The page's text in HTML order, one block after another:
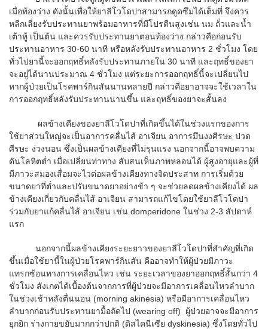
เมื่อท้องว่าง ดังนั้นเพื่อให้ยาลีโวโดปาสามารถดูดซึมได้เต็มที่ จึงควร
หลีกเลี่ยงรับประทานยาพร้อมอาหารที่มีโปรตีนสูงเช่น นม ถั่วและน้ำ
เต้าหู้ เป็นต้น และควรรับประทานยาตอนท้องว่าง กล่าวคือก่อนรับ
ประทานอาหาร 30-60 นาที หรือหลังรับประทานอาหาร 2 ชั่วโมง โดย
ทั่วไปยานี้จะออกฤทธิ์หลังรับประทานภายใน 30 นาที และฤทธิ์ของยา
จะอยู่ได้นานประมาณ 4 ชั่วโมง แต่ระยะการออกฤทธิ์นี้จะเปลี่ยนไป
หากผู้ป่วยเป็นโรคพาร์กินสันนานหลายปี กล่าวคือยาอาจจะใช้เวลาใน
การออกฤทธิ์หลังรับประทานนานขึ้น และฤทธิ์ของยาจะสั้นลง
ผลข้างเคียงของยาลีโวโดปาที่เกิดขึ้นได้ในช่วงแรกของการ
ใช้ยาส่วนใหญ่จะเป็นอาการคลื่นไส้ อาเจียน อาการมึนงงศีรษะ ปวด
ศีรษะ ง่วงนอน ซึ่งเป็นผลข้างเคียงที่ไม่รุนแรง นอกจากนี้อาจพบความ
ดันโลหิตต่ำ เมื่อเปลี่ยนท่าทาง สับสนเห็นภาพหลอนได้ ผู้สูงอายุและผู้ที่
มีภาวะสมองเสื่อมจะไวต่อผลข้างเคียงทางจิตประสาท การเริ่มด้วย
ขนาดยาที่ต่ำและปรับขนาดยาอย่างช้า ๆ จะช่วยลดผลข้างเคียงได้ ผล
ข้างเคียงเกี่ยวกับคลื่นไส้ อาเจียน สามารถแก้ไขโดยใช้ยาลีโวโดปา
ร่วมกับยาแก้คลื่นไส้ อาเจียน เช่น domperidone ในช่วง 2-3 สัปดาห์
แรก
นอกจากนี้ผลข้างเคียงระยะยาวของยาลีโวโดปาที่สำคัญที่เกิด
ขึ้นเมื่อใช้ยานี้ในผู้ป่วยโรคพาร์กินสัน คืออาจทำให้ผู้ป่วยมีภาวะ
แทรกซ้อนทางการเคลื่อนไหว เช่น ระยะเวลาของยาออกฤทธิ์สั้นกว่า 4
ชั่วโมง สังเกตได้เบื้องต้นจากการที่ผู้ป่วยจะมีอาการเคลื่อนไหวลำบาก
ในช่วงเช้าหลังตื่นนอน (morning akinesia) หรือมีอาการเคลื่อนไหว
ลำบากก่อนรับประทานยามื้อถัดไป (wearing off) ผู้ป่วยอาจจะมีอาการ
ยุกยิก ร่างกายขยับมากกว่าปกติ (ดิสไคนีเซีย dyskinesia) ซึ่งโดยทั่วไป